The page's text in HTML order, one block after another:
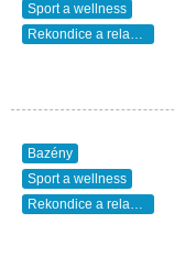
Sport a wellness
Rekondice a relaxace
Bazény
Sport a wellness
Rekondice a relaxace